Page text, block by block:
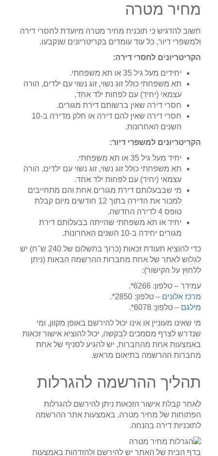
מחיר מטרה
חשוב להדגיש כי תוכנית מחיר מטרה מיועדת לחסרי דירה
ולמשפרי דיור, כל עוד עומדים בקריטריונים שנקבעו.
הקריטריונים לחסרי דירה:
יחידים מעל גיל 35 או תא משפחתי.
תא משפחתי כולל זוג נשוי, זוג נשוי עם ילדים, הורה
עצמאי (יחיד) עם לפחות ילד אחד.
חסרי דירה שאין ברשותם דירת מגורים.
חסרי דירה שאין להם דירה או חלק מדירה ב-10
השנים האחרונות.
הקריטריונים למשפרי דיור:
יחיד מעל גיל 35 או תא משפחתי.
תא משפחתי כולל זוג נשוי, זוג נשוי עם ילדים, הורה
עצמאי (יחיד) עם לפחות ילד אחד.
מי שבבעלותם דירת מגורים אחת והם מתחייבים
למכור את הדירה בתוך 12 חודשים מיום קבלת
טופס 4 לדירה החדשה.
יחיד או תא משפחתי שהייתה בבעלותם דירת
מגורים יחידה ב-10 השנים האחרונות.
כדי להוציא תעודת זכאות (כרוך בתשלום של 240 ש"ח) יש
לגלוש לאתר של אחת מחברות ההרשמה הבאות (ניתן
ללחוץ על הקישור):
עמידר – טלפון: 6266*.
מרכז אלונים – טלפון: 2850*.
מילגם – טלפון: 6078*.
מי שאינו מעוניין או אינו יכול להירשם באופן מקוון, ומי
שנדרש לצרף מסמכים לבקשה, יכול להוציא אישור זכאות
באמצעות אחת מהחברות, יש להגיע לסניף של אחת
מחברות ההרשמה בתיאום מראש.
תהליך ההרשמה להגרלות
לאחר קבלת אישור הזכאות ניתן להירשם להגרלות
הפתוחות של מחיר מטרה, באמצעות אתר ההרשמה
לתוכניות דירה בהנחה.
בדף הבית של האתר יש להירשם ולהזדהות באמצעות